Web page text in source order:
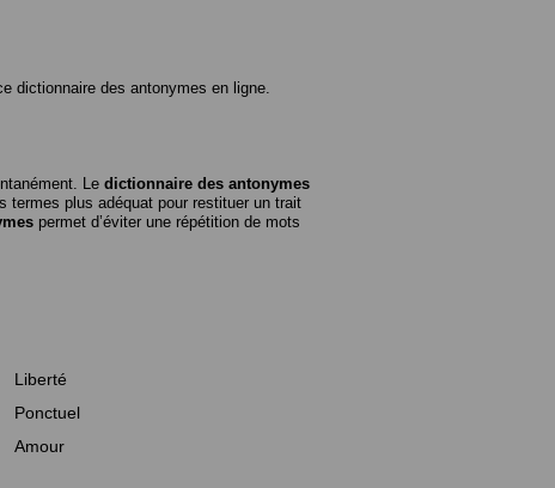
dictionnaire des antonymes en ligne.
Le dictionnaire des antonymes
termes plus adéquat pour restituer un trait
permet d’éviter une répétition de mots
Liberté
Ponctuel
Amour